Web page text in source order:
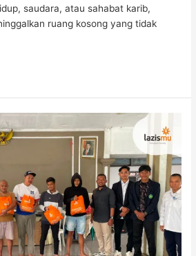
saudara, atau sahabat karib,
ruang kosong yang tidak